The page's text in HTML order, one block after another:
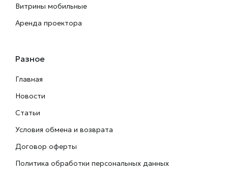
Витрины мобильные
Аренда проектора
Разное
Главная
Новости
Статьи
Условия обмена и возврата
Договор оферты
Политика обработки персональных данных